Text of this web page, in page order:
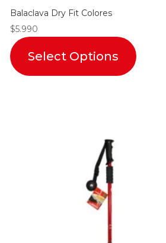
Balaclava Dry Fit Colores
$5.990
Select Options